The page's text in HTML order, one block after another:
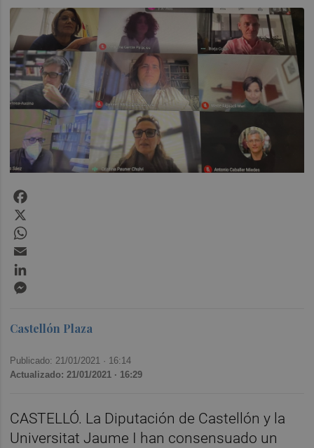
Castellón Plaza
Publicado: 21/01/2021 · 16:14
Actualizado: 21/01/2021 · 16:29
CASTELLÓ. La Diputación de Castellón y la
Universitat Jaume I han consensuado un